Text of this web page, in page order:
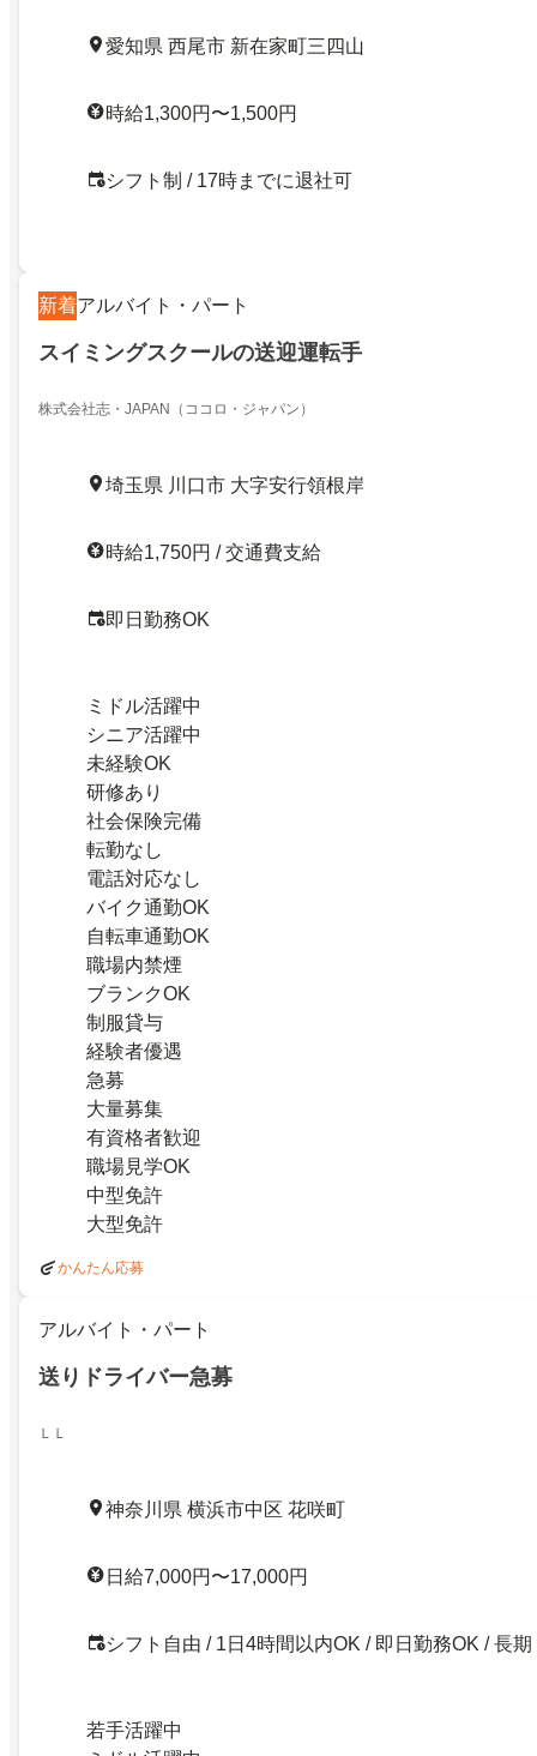
愛知県 西尾市 新在家町三四山
時給1,300円〜1,500円
シフト制 / 17時までに退社可
新着アルバイト・パート
スイミングスクールの送迎運転手
株式会社志・JAPAN（ココロ・ジャパン）
埼玉県 川口市 大字安行領根岸
時給1,750円 / 交通費支給
即日勤務OK
ミドル活躍中
シニア活躍中
未経験OK
研修あり
社会保険完備
転勤なし
電話対応なし
バイク通勤OK
自転車通勤OK
職場内禁煙
ブランクOK
制服貸与
経験者優遇
急募
大量募集
有資格者歓迎
職場見学OK
中型免許
大型免許
かんたん応募
アルバイト・パート
送りドライバー急募
ＬＬ
神奈川県 横浜市中区 花咲町
日給7,000円〜17,000円
シフト自由 / 1日4時間以内OK / 即日勤務OK / 長期
若手活躍中